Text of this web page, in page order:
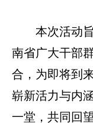
本次活动
南省广大干部
合，为即将到
崭新活力与内
一堂，共同回